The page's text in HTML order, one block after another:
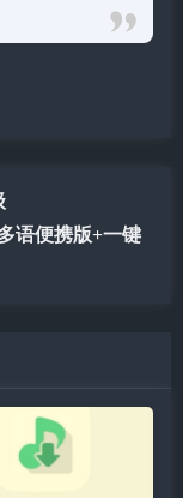
语便携版+一键